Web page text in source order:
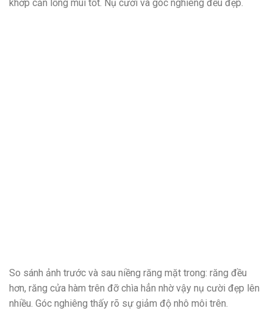
khớp cắn lồng múi tốt. Nụ cười và góc nghiêng đều đẹp.
So sánh ảnh trước và sau niềng răng mặt trong: răng đều
hơn, răng cửa hàm trên đỡ chìa hẳn nhờ vậy nụ cười đẹp lên
nhiều. Góc nghiêng thấy rõ sự giảm độ nhô môi trên.